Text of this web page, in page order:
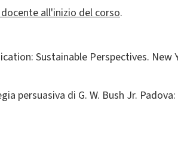
all'inizio del corso.
Sustainable Perspectives. New
persuasiva di G. W. Bush Jr. Padova: